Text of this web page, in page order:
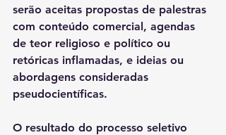
serão aceitas propostas de palestras
com conteúdo comercial, agendas
de teor religioso e político ou
retóricas inflamadas, e ideias ou
abordagens consideradas
pseudocientíficas.
O resultado do processo seletivo